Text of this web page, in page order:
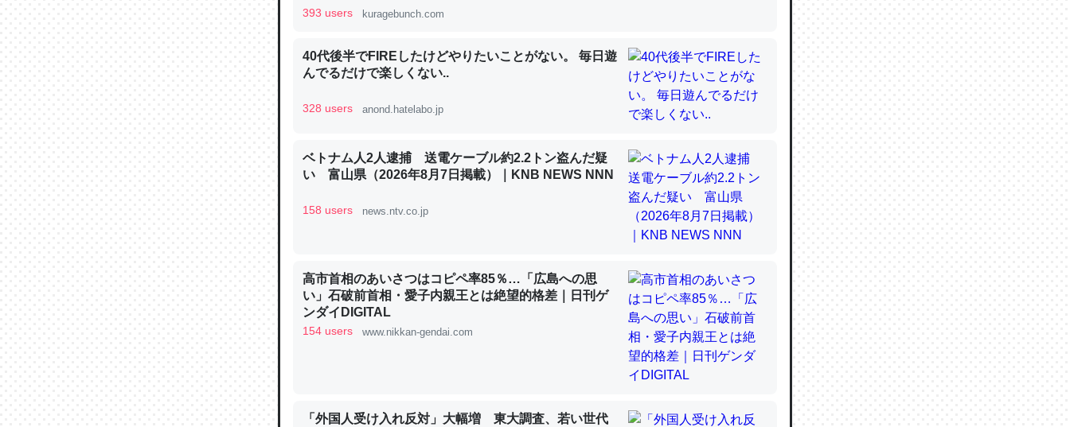
の600分の1程度。
─ニュース :: 【研究発表】昆虫学の大問題＝「昆虫はなぜ海にいないのか」に関する新仮説
論文では「淡水はカルシウムも酸素も不足してて両方に不利だから両方が拮抗してるので
は」とあって面白い。海にいる鋏角類（カブトガニ・ウミグモ）はカルシウムを使わずキ
チンを強化してる筈だが、酵素が違うのか？
─ニュース :: 【研究発表】昆虫学の大問題＝「昆虫はなぜ海にいないのか」に関する新仮説
これを元に考えるとカルシウムを大量に使う脊椎動物と貝類は苦労してるんだな…。腹足
─ニュース :: 【研究発表】昆虫学の大問題＝「昆虫はなぜ海にいないのか」に関する新仮説
393 users kuragebunch.com
40代後半でFIREしたけどやりたいことがない。 毎日遊
んでるだけで楽しくない..
328 users anond.hatelabo.jp
ベトナム人2人逮捕 送電ケーブル約2.2トン盗んだ疑
い 富山県（2026年8月7日掲載）｜KNB NEWS NNN
158 users news.ntv.co.jp
高市首相のあいさつはコピペ率85％…「広島への思
い」石破前首相・愛子内親王とは絶望的格差｜日刊ゲ
ンダイDIGITAL
154 users www.nikkan-gendai.com
「外国人受け入れ反対」大幅増 東大調査、若い世代